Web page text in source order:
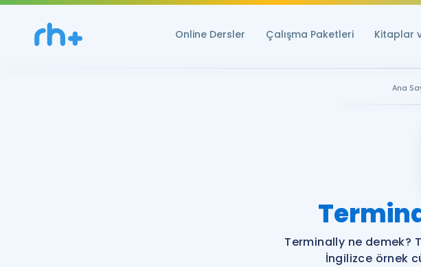
Online Dersler Çalışma Paketleri Kitaplar
Ana
Terminally ne demek?
İngilizce örnek